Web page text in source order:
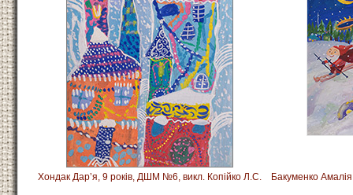
Хондак Дар’я,9 років, ДШМ №6, викл. Копійко Л.С. Бакуменко